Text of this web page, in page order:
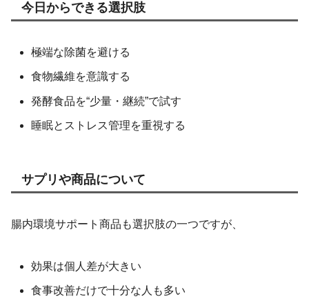
今日からできる選択肢
極端な除菌を避ける
食物繊維を意識する
発酵食品を“少量・継続”で試す
睡眠とストレス管理を重視する
サプリや商品について
腸内環境サポート商品も選択肢の一つですが、
効果は個人差が大きい
食事改善だけで十分な人も多い